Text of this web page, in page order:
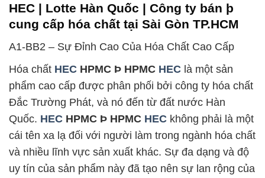
HEC | Lotte Hàn Quốc | Công ty bán þ
cung cấp hóa chất tại Sài Gòn TP.HCM
A1-BB2 – Sự Đỉnh Cao Của Hóa Chất Cao Cấp
Hóa chất HEC HPMC Þ HPMC HEC là một sản
phẩm cao cấp được phân phối bởi công ty hóa chất
Đắc Trường Phát, và nó đến từ đất nước Hàn
Quốc. HEC HPMC Þ HPMC HEC không phải là một
cái tên xa lạ đối với người làm trong ngành hóa chất
và nhiều lĩnh vực sản xuất khác. Sự đa dạng và độ
uy tín của sản phẩm này đã tạo nên sự lan rộng của